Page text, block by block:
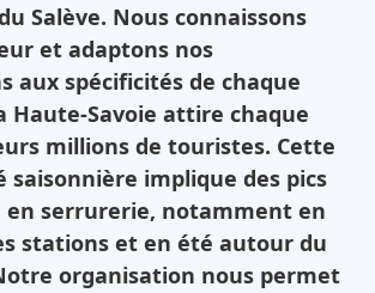
Salève. Nous connaissons
et adaptons nos
aux spécificités de chaque
Haute-Savoie attire chaque
millions de touristes. Cette
saisonnière implique des pics
en serrurerie, notamment en
stations et en été autour du
organisation nous permet